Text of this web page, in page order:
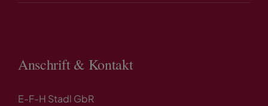
Anschrift & Kontakt
E-F-H Stadl GbR